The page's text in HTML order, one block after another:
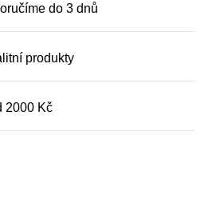
do 3 dnů
produkty
2000 Kč